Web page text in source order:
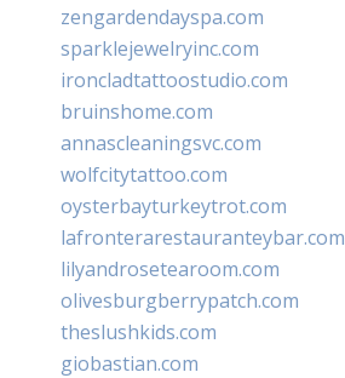
zengardendayspa.com
sparklejewelryinc.com
ironcladtattoostudio.com
bruinshome.com
annascleaningsvc.com
wolfcitytattoo.com
oysterbayturkeytrot.com
lafronterarestauranteybar.com
lilyandrosetearoom.com
olivesburgberrypatch.com
theslushkids.com
giobastian.com